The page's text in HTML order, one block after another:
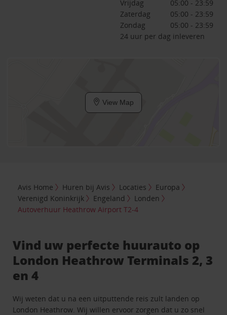
Vrijdag
05:00 - 23:59
Zaterdag
05:00 - 23:59
Zondag
05:00 - 23:59
24 uur per dag inleveren
View Map
Avis Home Huren bij Avis Locaties
Europa
Verenigd Koninkrijk
Engeland
Londen
Autoverhuur Heathrow Airport T2-4
Vind uw perfecte huurauto op
London Heathrow Terminals 2, 3
en 4
Wij weten dat u na een uitputtende reis zult landen op
London Heathrow. Wij willen ervoor zorgen dat u zo snel